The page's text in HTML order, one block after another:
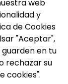
líder
amplia
web
y
de Cookies
"Aceptar",
en tu
rechazar su
cookies".